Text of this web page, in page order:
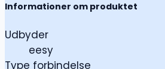
Informationer om produktet
Udbyder
eesy
Type forbindelse